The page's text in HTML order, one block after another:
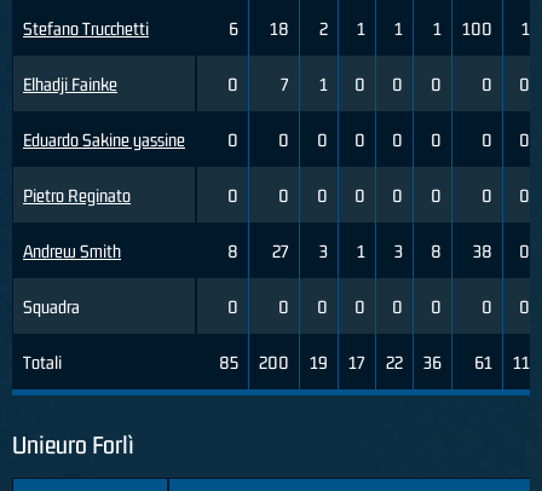
Stefano Trucchetti
Elhadji Fainke
Eduardo Sakine yassine
Pietro Reginato
Andrew Smith
Squadra
Totali
6 18 2 1 1 1 100 1
0 7 1 0 0 0 0 0
0 0 0 0 0 0 0 0
0 0 0 0 0 0 0 0
8 27 3 1 3 8 38 0
0 0 0 0 0 0 0 0
85 200 19 17 22 36 61 11
Unieuro Forlì